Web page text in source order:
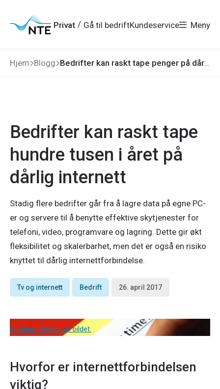
hovedmeny
søk
hovedinnhold
bunnområde
Privat / Gå til bedriftKundeservice Meny
Hjem Blogg Bedrifter kan raskt tape penger på dårlig internett
Bedrifter kan raskt tape
hundre tusen i året på
dårlig internett
Stadig flere bedrifter går fra å lagre data på egne PC-
er og servere til å benytte effektive skytjenester for
telefoni, video, programvare og lagring. Dette gir økt
fleksibilitet og skalerbarhet, men det er også en risiko
knyttet til dårlig internettforbindelse.
Tv og internett Bedrift 26. april 2017
Se større versjon av bildet.
Hvorfor er internettforbindelsen
viktig?